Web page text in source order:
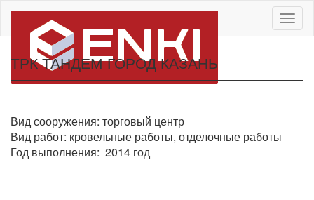
ТРК ТАНДЕМ ГОРОД КАЗАНЬ
Вид сооружения: торговый центр
Вид работ: кровельные работы, отделочные работы
Год выполнения: 2014 год